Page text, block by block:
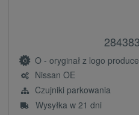
O - oryginał z logo
Nissan OE
Czujniki parkowania
Wysyłka w 21 dni